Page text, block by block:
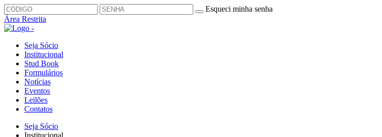
Esqueci minha senha
Área Restrita
Seja Sócio
Institucional
Stud Book
Formulários
Notícias
Eventos
Leilões
Contatos
Seja Sócio
Institucional